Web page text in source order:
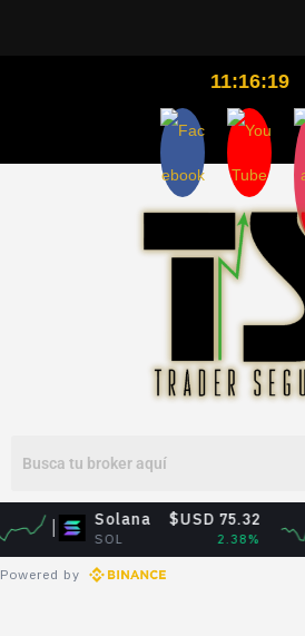
11:16:19
Solana
SOL
$USD 75.32
Powered by